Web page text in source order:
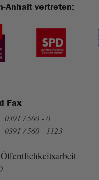
Anhalt vertreten:
Fax
0391 / 560 - 0
0391 / 560 - 1123
Öffentlichkeitsarbeit